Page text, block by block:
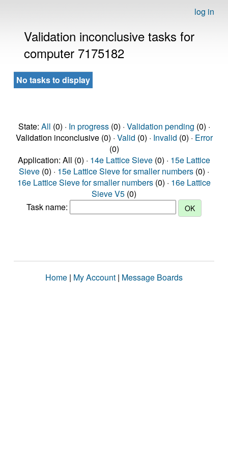
log in
Validation inconclusive tasks for
computer 7175182
No tasks to display
State: All (0) · In progress(0) · Validation pending (0) ·
Validation inconclusive (0) · Valid (0) · Invalid (0) · Error
(0)
Application: All (0) · 14e Lattice Sieve (0) · 15e Lattice
Sieve (0) · 15e Lattice Sieve for smaller numbers (0) ·
16e Lattice Sieve for smaller numbers (0) · 16e Lattice
Sieve V5 (0)
Task name:
Home | My Account | Message Boards